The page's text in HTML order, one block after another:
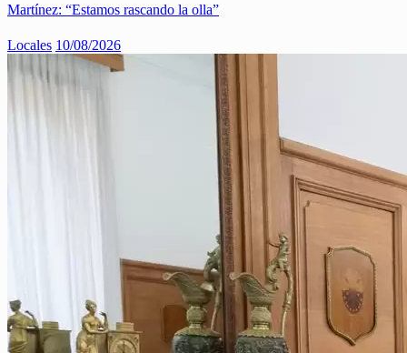
Martínez: “Estamos rascando la olla”
Locales 10/08/2026